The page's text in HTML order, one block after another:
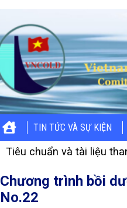
TIN TỨC VÀ SỰ KIỆN
Tiêu chuẩn và tài liệu
Chương trình bồi
No.22